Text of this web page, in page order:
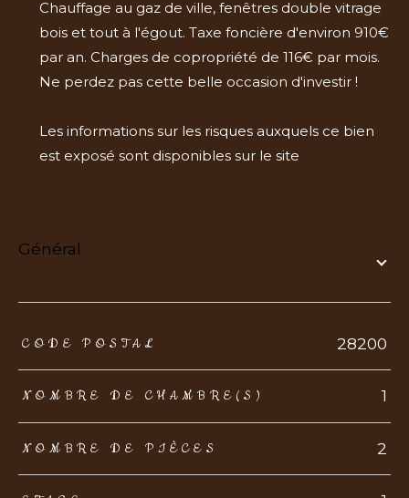
Chauffage au gaz de ville, fenêtres double vitrage
bois et tout à l'égout. Taxe foncière d'environ 910€
par an. Charges de copropriété de 116€ par mois.
Ne perdez pas cette belle occasion d'investir !
Les informations sur les risques auxquels ce bien
est exposé sont disponibles sur le site
général
TRAD_ZEPHYR_Caracteristique TRAD_ZEPHYR_Valeurs
CODE POSTAL 28200
NOMBRE DE CHAMBRE(S) 1
NOMBRE DE PIÈCES 2